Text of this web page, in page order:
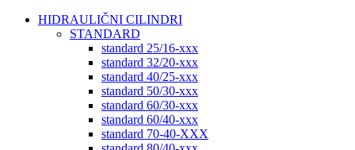
HIDRAULIČNI CILINDRI
STANDARD
standard 25/16-xxx
standard 32/20-xxx
standard 40/25-xxx
standard 50/30-xxx
standard 60/30-xxx
standard 60/40-xxx
standard 70-40-XXX